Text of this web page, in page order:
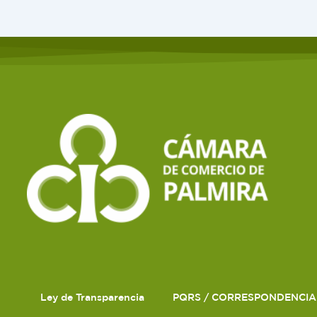
Ley de Transparencia PQRS / CORRESPONDENCIA